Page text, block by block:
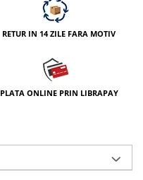
RETUR IN 14 ZILE FARA MOTIV
PLATA ONLINE PRIN LIBRAPAY